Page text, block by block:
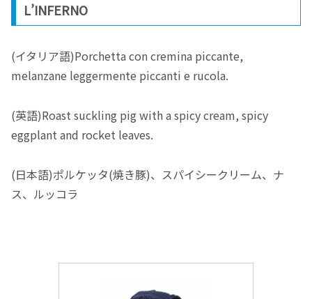
L’INFERNO
(イタリア語)Porchetta con cremina piccante,
melanzane leggermente piccanti e rucola.
(英語)Roast suckling pig with a spicy cream, spicy
eggplant and rocket leaves.
(日本語)ポルケッタ(焼き豚)、スパイシークリーム、ナ
ス、ルッコラ